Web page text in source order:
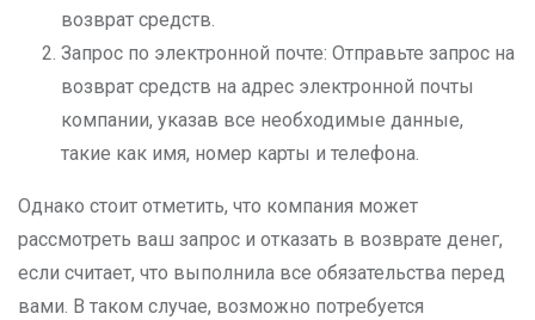
возврат средств.
Запрос по электронной почте: Отправьте запрос на
возврат средств на адрес электронной почты
компании, указав все необходимые данные,
такие как имя, номер карты и телефона.
Однако стоит отметить, что компания может
рассмотреть ваш запрос и отказать в возврате денег,
если считает, что выполнила все обязательства перед
вами. В таком случае, возможно потребуется